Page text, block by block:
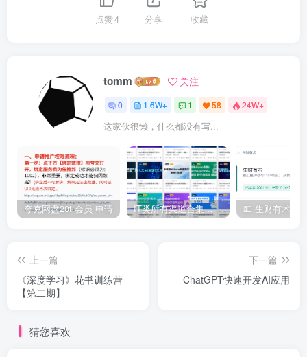
点赞4 分享 收藏
tomm 关注
0 1.6W+ 1 58 24W+
这家伙很懒，什么都没有写...
夸克网盘20t 会员 申请 IT类所有渠道合集 持续日更，目前近四千多条资源 年费用户微信私信获取权限
上一篇
《深度学习》花书训练营
【第二期】
下一篇
ChatGPT快速开发AI应用
猜您喜欢